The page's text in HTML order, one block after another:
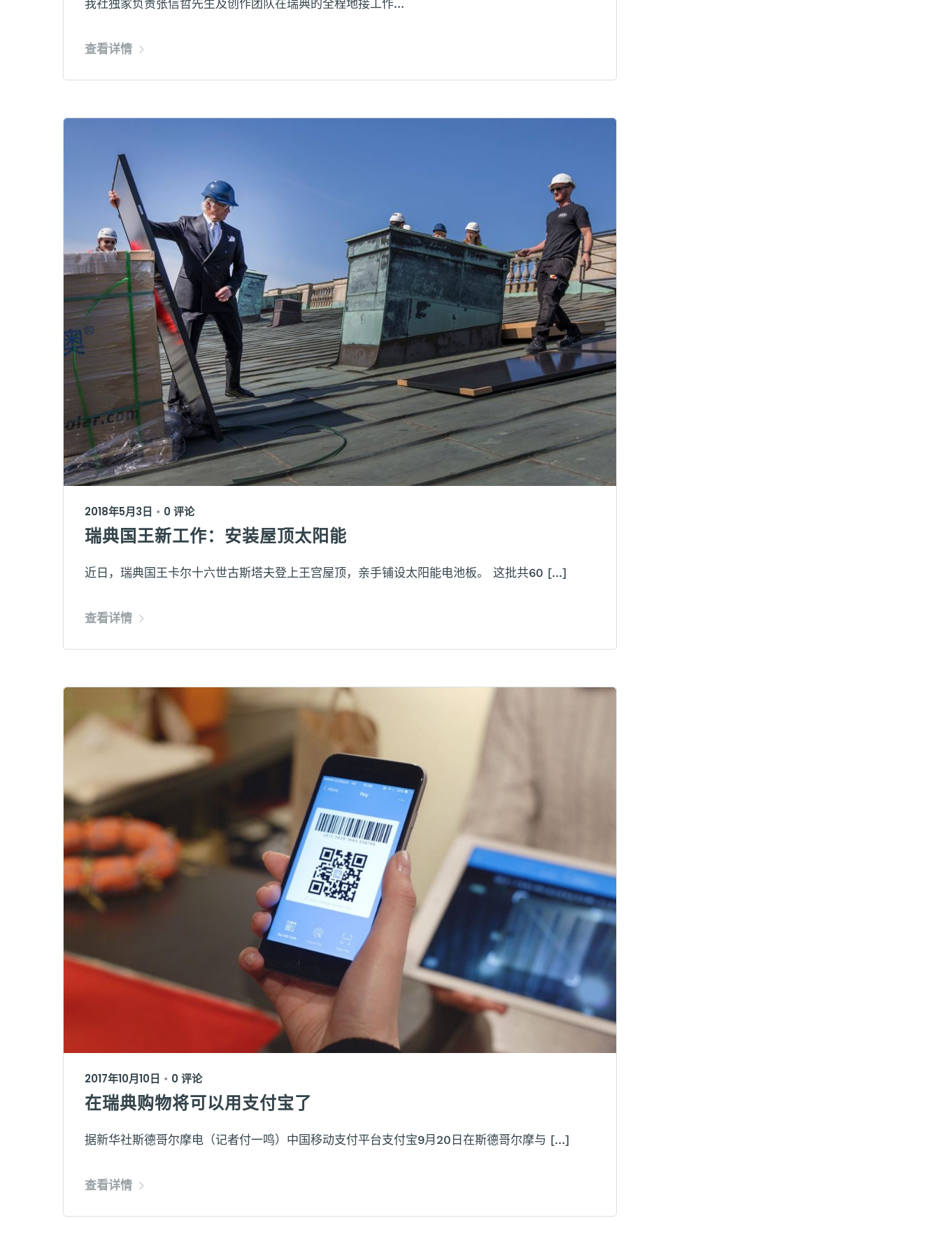
我社独家负责张信哲先生及创作团队在瑞典的全程地接工作…
查看详情
2018年5月3日 • 0 评论
瑞典国王新工作：安装屋顶太阳能
近日，瑞典国王卡尔十六世古斯塔夫登上王宫屋顶，亲手铺设太阳能电池板。 这批共60 […]
查看详情
2017年10月10日 • 0 评论
在瑞典购物将可以用支付宝了
据新华社斯德哥尔摩电（记者付一鸣）中国移动支付平台支付宝9月20日在斯德哥尔摩与 […]
查看详情